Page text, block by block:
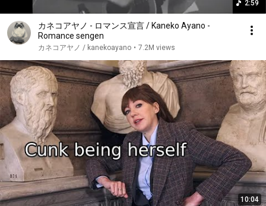
2:59
カネコアヤノ - ロマンス宣言 / Kaneko Ayano -
Romance sengen
カネコアヤノ / kanekoayano • 7.2M views
10:04